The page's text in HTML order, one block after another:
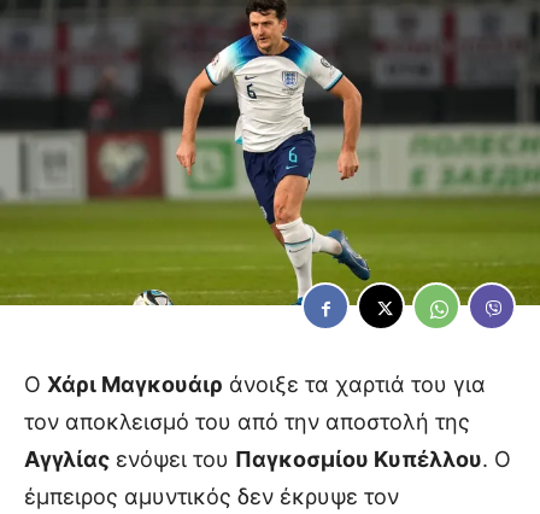
Ο Χάρι Μαγκουάιρ άνοιξε τα χαρτιά του για
τον αποκλεισμό του από την αποστολή της
Αγγλίας ενόψει του Παγκοσμίου Κυπέλλου. Ο
έμπειρος αμυντικός δεν έκρυψε τον